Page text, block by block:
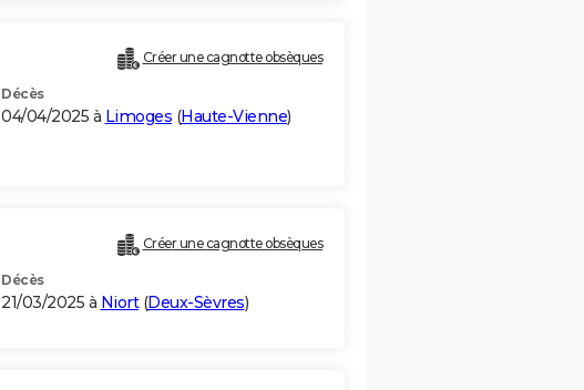
Créer une cagnotte obsèques
Décès
04/04/2025 à Limoges (Haute-Vienne)
Créer une cagnotte obsèques
Décès
21/03/2025 à Niort(Deux-Sèvres)